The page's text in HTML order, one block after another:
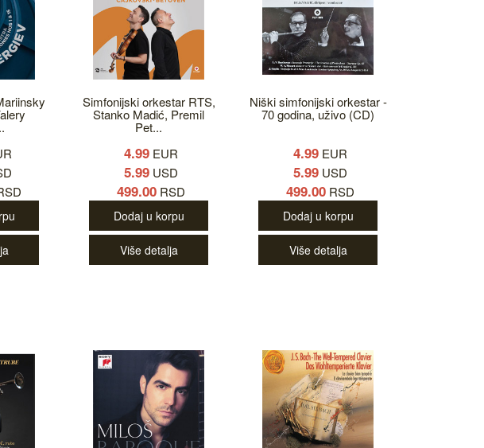
Simfonijski orkestar RTS,
Stanko Madić, Premil
Pet...
4.99EUR
5.99USD
499.00RSD
Dodaj u korpu
Više detalja
Niški simfonijski orkestar -
70 godina, uživo (CD)
4.99EUR
5.99USD
499.00RSD
Dodaj u korpu
Više detalja